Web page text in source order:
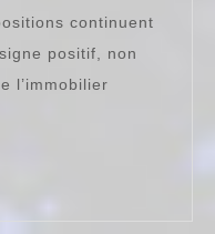
se
porte
continuent
positif, non
l’immobilier